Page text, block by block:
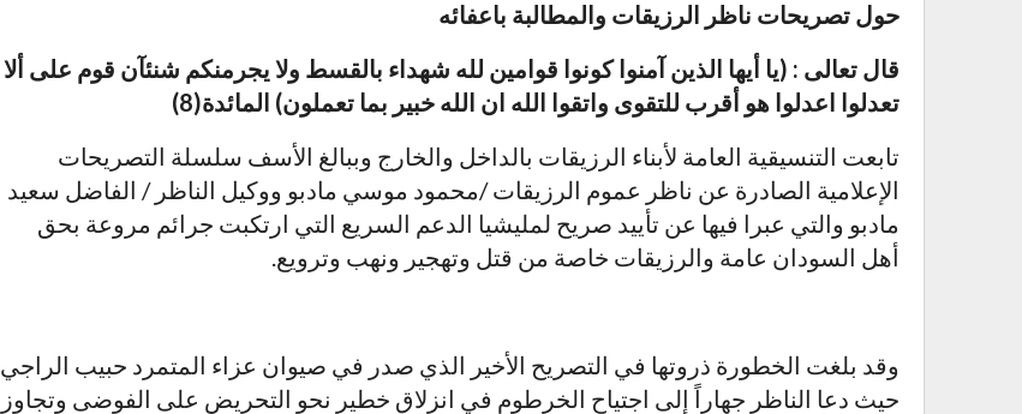
حول تصريحات ناظر الرزيقات والمطالبة باعفائه
قال تعالى : (يا أيها الذين آمنوا كونوا قوامين لله شهداء بالقسط ولا يجرمنكم شنئآن قوم على ألا
تعدلوا اعدلوا هو أقرب للتقوى واتقوا الله ان الله خبير بما تعملون) المائدة(8)
تابعت التنسيقية العامة لأبناء الرزيقات بالداخل والخارج وببالغ الأسف سلسلة التصريحات
الإعلامية الصادرة عن ناظر عموم الرزيقات /محمود موسي مادبو ووكيل الناظر / الفاضل سعيد
مادبو والتي عبرا فيها عن تأييد صريح لمليشيا الدعم السريع التي ارتكبت جرائم مروعة بحق
أهل السودان عامة والرزيقات خاصة من قتل وتهجير ونهب وترويع.
وقد بلغت الخطورة ذروتها في التصريح الأخير الذي صدر في صيوان عزاء المتمرد حبيب الراجي
حيث دعا الناظر جهاراً إلى اجتياح الخرطوم في انزلاق خطير نحو التحريض على الفوضى وتجاوز